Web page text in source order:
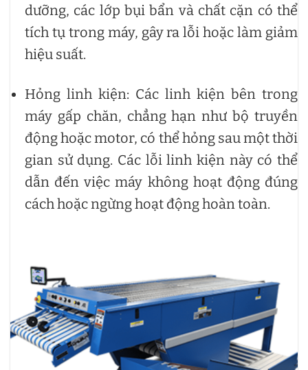
dưỡng, các lớp bụi bẩn và chất cặn có thể
tích tụ trong máy, gây ra lỗi hoặc làm giảm
hiệu suất.
Hỏng linh kiện: Các linh kiện bên trong
máy gấp chăn, chẳng hạn như bộ truyền
động hoặc motor, có thể hỏng sau một thời
gian sử dụng. Các lỗi linh kiện này có thể
dẫn đến việc máy không hoạt động đúng
cách hoặc ngừng hoạt động hoàn toàn.